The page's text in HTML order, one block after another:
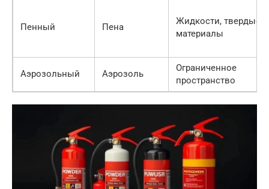
Пенный Пена
Жидкости, твердые
материалы
Аэрозольный Аэрозоль
Ограниченное
пространство